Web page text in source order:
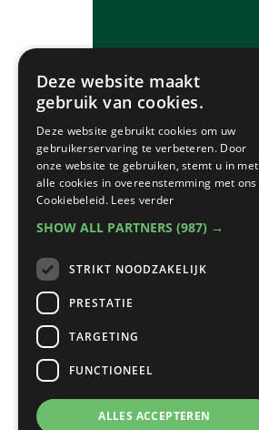
Deze website maakt
gebruik van cookies.
Deze website gebruikt cookies om uw
gebruikerservaring te verbeteren. Door
onze website te gebruiken, stemt u in met
alle cookies in overeenstemming met ons
Cookiebeleid. Lees verder
SHOW ALL PARTNERS (987) →
STRIKT NOODZAKELIJK
PRESTATIE
TARGETING
FUNCTIONEEL
ALLES ACCEPTEREN